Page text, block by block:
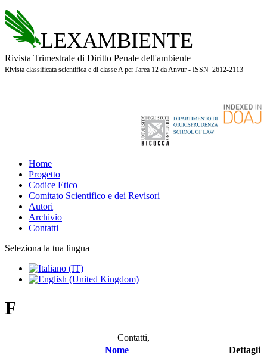
LEXAMBIENTE
Rivista Trimestrale di Diritto Penale dell'ambiente
Rivista classificata scientifica e di classe A per l'area 12 da Anvur - ISSN 2612-2113
Home
Progetto
Codice Etico
Comitato Scientifico e dei Revisori
Autori
Archivio
Contatti
Seleziona la tua lingua
F
Contatti,
Nome
Dettagli